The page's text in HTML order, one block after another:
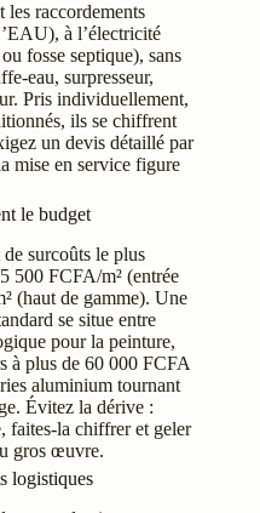
raccordements
à l’électricité
fosse septique), sans
eau, surpresseur,
Pris individuellement,
ils se chiffrent
un devis détaillé par
mise en service figure
le budget
surcoûts le plus
500 FCFA/m² (entrée
(haut de gamme). Une
se situe entre
pour la peinture,
à plus de 60 000 FCFA
aluminium tournant
Évitez la dérive :
faites-la chiffrer et geler
gros œuvre.
logistiques